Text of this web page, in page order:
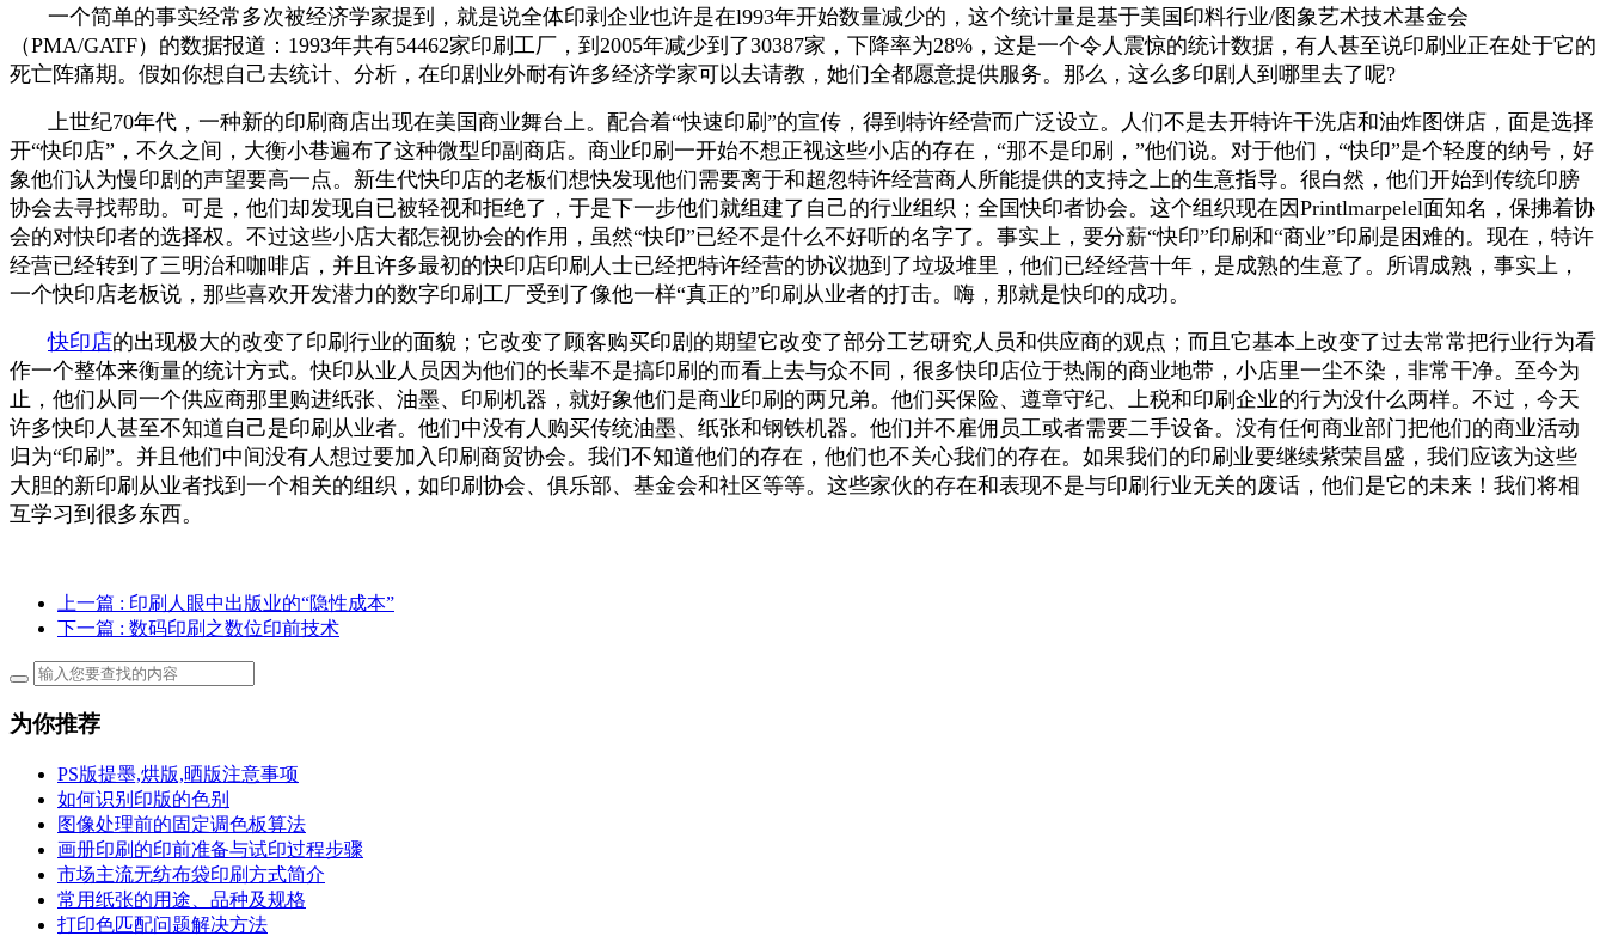
一个简单的事实经常多次被经济学家提到，就是说全体印剥企业也许是在l993年开始数量减少的，这个统计量是基于美国印料行业/图象艺术技术基金会
（PMA/GATF）的数据报道：1993年共有54462家印刷工厂，到2005年减少到了30387家，下降率为28%，这是一个令人震惊的统计数据，有人甚至说印刷业正在处于它的
死亡阵痛期。假如你想自己去统计、分析，在印剧业外耐有许多经济学家可以去请教，她们全都愿意提供服务。那么，这么多印剧人到哪里去了呢?
上世纪70年代，一种新的印刷商店出现在美国商业舞台上。配合着“快速印刷”的宣传，得到特许经营而广泛设立。人们不是去开特许干洗店和油炸图饼店，面是选择
开“快印店”，不久之间，大衡小巷遍布了这种微型印副商店。商业印刷一开始不想正视这些小店的存在，“那不是印刷，”他们说。对于他们，“快印”是个轻度的纳号，好
象他们认为慢印剧的声望要高一点。新生代快印店的老板们想快发现他们需要离于和超忽特许经营商人所能提供的支持之上的生意指导。很白然，他们开始到传统印膀
协会去寻找帮助。可是，他们却发现自已被轻视和拒绝了，于是下一步他们就组建了自己的行业组织；全国快印者协会。这个组织现在因Printlmarpelel面知名，保拂着协
会的对快印者的选择权。不过这些小店大都怎视协会的作用，虽然“快印”已经不是什么不好听的名字了。事实上，要分薪“快印”印刷和“商业”印刷是困难的。现在，特许
经营已经转到了三明治和咖啡店，并且许多最初的快印店印刷人士已经把特许经营的协议抛到了垃圾堆里，他们已经经营十年，是成熟的生意了。所谓成熟，事实上，
一个快印店老板说，那些喜欢开发潜力的数字印刷工厂受到了像他一样“真正的”印刷从业者的打击。嗨，那就是快印的成功。
快印店的出现极大的改变了印刷行业的面貌；它改变了顾客购买印剧的期望它改变了部分工艺研究人员和供应商的观点；而且它基本上改变了过去常常把行业行为看
作一个整体来衡量的统计方式。快印从业人员因为他们的长辈不是搞印刷的而看上去与众不同，很多快印店位于热闹的商业地带，小店里一尘不染，非常干净。至今为
止，他们从同一个供应商那里购进纸张、油墨、印刷机器，就好象他们是商业印刷的两兄弟。他们买保险、遵章守纪、上税和印刷企业的行为没什么两样。不过，今天
许多快印人甚至不知道自己是印刷从业者。他们中没有人购买传统油墨、纸张和钢铁机器。他们并不雇佣员工或者需要二手设备。没有任何商业部门把他们的商业活动
归为“印刷”。并且他们中间没有人想过要加入印刷商贸协会。我们不知道他们的存在，他们也不关心我们的存在。如果我们的印刷业要继续紫荣昌盛，我们应该为这些
大胆的新印刷从业者找到一个相关的组织，如印刷协会、俱乐部、基金会和社区等等。这些家伙的存在和表现不是与印刷行业无关的废话，他们是它的未来！我们将相
互学习到很多东西。
上一篇 : 印刷人眼中出版业的“隐性成本”
下一篇 : 数码印刷之数位印前技术
为你推荐
PS版提墨,烘版,晒版注意事项
如何识别印版的色别
图像处理前的固定调色板算法
画册印刷的印前准备与试印过程步骤
市场主流无纺布袋印刷方式简介
常用纸张的用途、品种及规格
打印色匹配问题解决方法